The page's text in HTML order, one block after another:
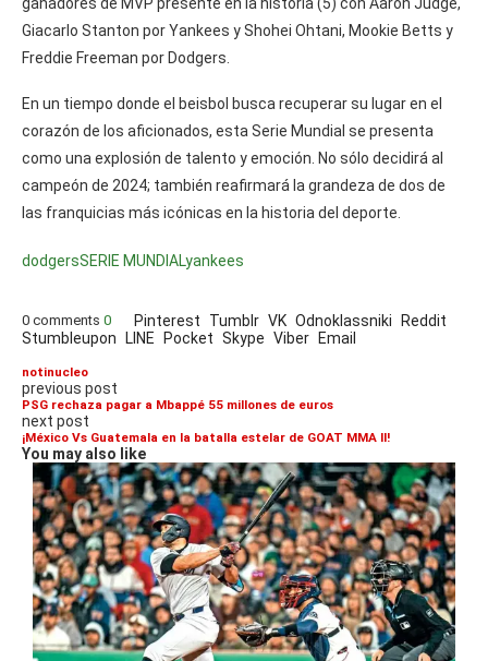
Giacarlo Stanton por Yankees y Shohei Ohtani, Mookie Betts y
Freddie Freeman por Dodgers.
En un tiempo donde el beisbol busca recuperar su lugar en el
corazón de los aficionados, esta Serie Mundial se presenta
como una explosión de talento y emoción. No sólo decidirá al
campeón de 2024; también reafirmará la grandeza de dos de
las franquicias más icónicas en la historia del deporte.
dodgersSERIE MUNDIALyankees
0 comments 0 Pinterest Tumblr VK Odnoklassniki
Reddit
Stumbleupon
LINE Pocket Skype Viber Email
notinucleo
previous post
PSG rechaza pagar a Mbappé 55 millones de euros
next post
¡México Vs Guatemala en la batalla estelar de GOAT MMA II!
You may also like